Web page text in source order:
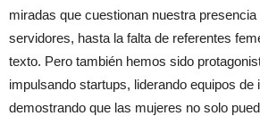
miradas que cuestionan nuestra
servidores, hasta la falta de referentes
texto. Pero también hemos sido
impulsando startups, liderando equipos de
demostrando que las mujeres no solo